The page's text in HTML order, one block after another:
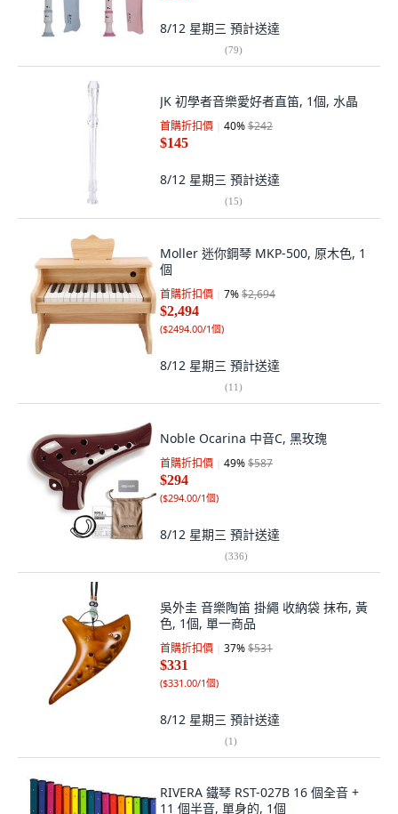
8/12 星期三 預計送達
(79)
JK 初學者音樂愛好者直笛, 1個, 水晶
首購折扣價 40%$242
$145
8/12 星期三 預計送達
(15)
Moller 迷你鋼琴 MKP-500, 原木色, 1
個
首購折扣價 7%$2,694
$2,494
($2494.00/1個)
8/12 星期三 預計送達
(11)
Noble Ocarina 中音C, 黑玫瑰
首購折扣價 49%$587
$294
($294.00/1個)
8/12 星期三 預計送達
(336)
吳外圭 音樂陶笛 掛繩 收納袋 抹布, 黃
色, 1個, 單一商品
首購折扣價 37%$531
$331
($331.00/1個)
8/12 星期三 預計送達
(1)
RIVERA 鐵琴 RST-027B 16 個全音 +
11 個半音, 單身的, 1個